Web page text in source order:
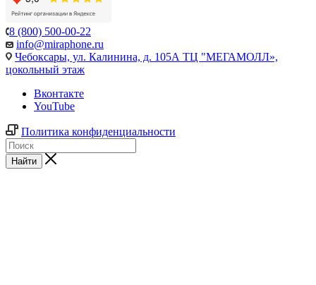
8 (800) 500-00-22
info@miraphone.ru
Чебоксары, ул. Калинина, д. 105А ТЦ "МЕГАМОЛЛ»,
цокольный этаж
Вконтакте
YouTube
Политика конфиденциальности
Найти